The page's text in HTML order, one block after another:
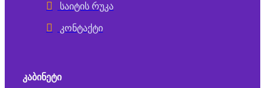
საიტის რუკა
კონტაქტი
ᲙᲐᲑᲘᲜᲔᲢᲘ